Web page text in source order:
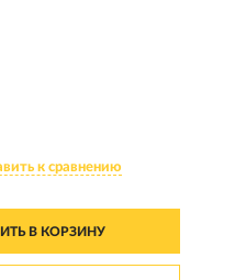
к сравнению
В КОРЗИНУ